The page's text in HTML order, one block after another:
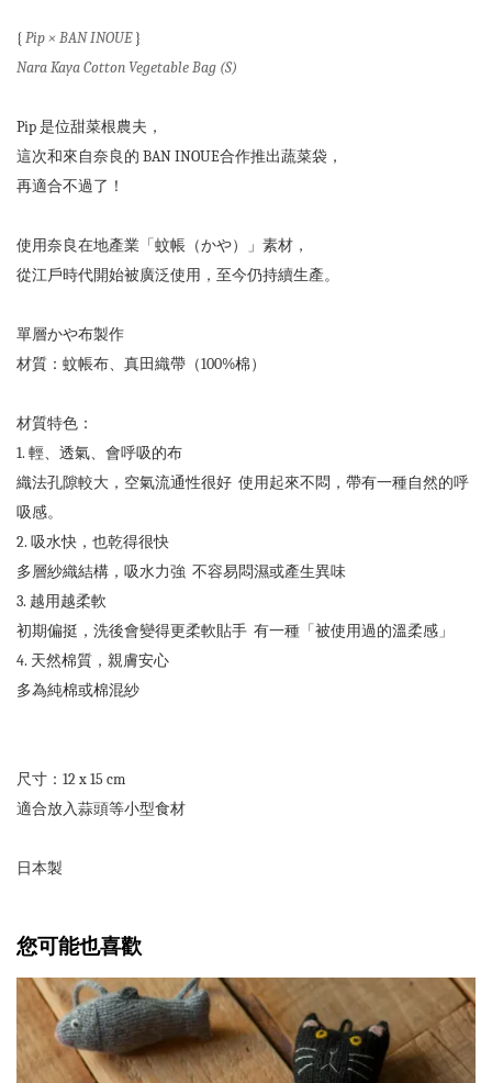
{Pip × BAN INOUE}
Nara Kaya Cotton Vegetable Bag (S)
Pip 是位甜菜根農夫，
這次和來自奈良的 BAN INOUE合作推出蔬菜袋，
再適合不過了！
使用奈良在地產業「蚊帳（かや）」素材，
從江戶時代開始被廣泛使用，至今仍持續生產。
單層かや布製作
材質：蚊帳布、真田織帶（100%棉）
材質特色：
1. 輕、透氣、會呼吸的布
織法孔隙較大，空氣流通性很好 使用起來不悶，帶有一種自然的呼
吸感。
2. 吸水快，也乾得很快
多層紗織結構，吸水力強 不容易悶濕或產生異味
3. 越用越柔軟
初期偏挺，洗後會變得更柔軟貼手 有一種「被使用過的溫柔感」
4. 天然棉質，親膚安心
多為純棉或棉混紗
尺寸：12 x 15 cm
適合放入蒜頭等小型食材
日本製
您可能也喜歡